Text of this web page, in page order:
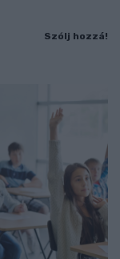
Szólj hozzá!